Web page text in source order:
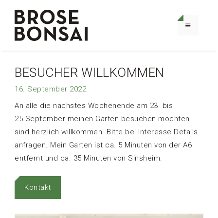
Inhalt
springen
BESUCHER WILLKOMMEN
16. September 2022
An alle die nächstes Wochenende am 23. bis
25.September meinen Garten besuchen möchten
sind herzlich willkommen. Bitte bei Interesse Details
anfragen. Mein Garten ist ca. 5 Minuten von der A6
entfernt und ca. 35 Minuten von Sinsheim.
Kontakt